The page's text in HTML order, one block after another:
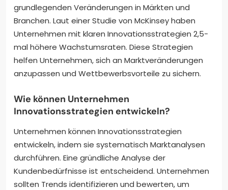
grundlegenden Veränderungen in Märkten und
Branchen. Laut einer Studie von McKinsey haben
Unternehmen mit klaren Innovationsstrategien 2,5-
mal höhere Wachstumsraten. Diese Strategien
helfen Unternehmen, sich an Marktveränderungen
anzupassen und Wettbewerbsvorteile zu sichern.
Wie können Unternehmen
Innovationsstrategien entwickeln?
Unternehmen können Innovationsstrategien
entwickeln, indem sie systematisch Marktanalysen
durchführen. Eine gründliche Analyse der
Kundenbedürfnisse ist entscheidend. Unternehmen
sollten Trends identifizieren und bewerten, um